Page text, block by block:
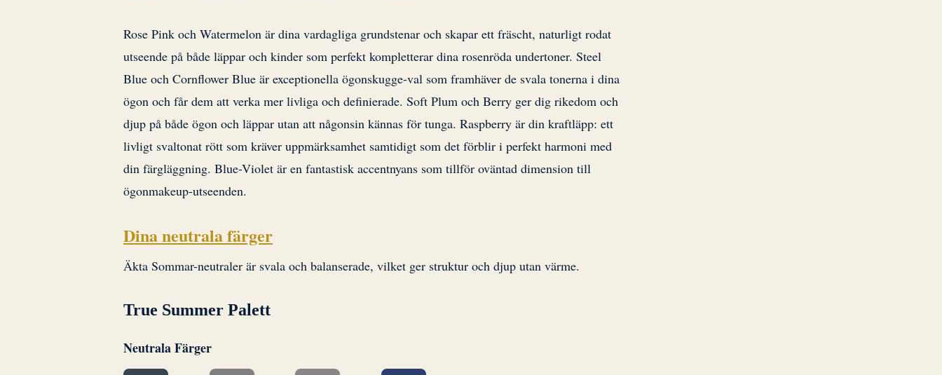
Rose Pink och Watermelon är dina vardagliga grundstenar och skapar ett fräscht, naturligt rodat
utseende på både läppar och kinder som perfekt kompletterar dina rosenröda undertoner. Steel
Blue och Cornflower Blue är exceptionella ögonskugge-val som framhäver de svala tonerna i dina
ögon och får dem att verka mer livliga och definierade. Soft Plum och Berry ger dig rikedom och
djup på både ögon och läppar utan att någonsin kännas för tunga. Raspberry är din kraftläpp: ett
livligt svaltonat rött som kräver uppmärksamhet samtidigt som det förblir i perfekt harmoni med
din färgläggning. Blue-Violet är en fantastisk accentnyans som tillför oväntad dimension till
ögonmakeup-utseenden.
Dina neutrala färger
Äkta Sommar-neutraler är svala och balanserade, vilket ger struktur och djup utan värme.
True Summer Palett
Neutrala Färger